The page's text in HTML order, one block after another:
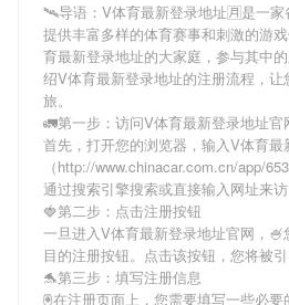
🛰导语： V体育最新登录地址🈷是一家
提供丰富多样的体育赛事和刺激的游
育最新登录地址的大家庭，参与其中
绍V体育最新登录地址的注册流程，让
旅。
🚛第一步：访问V体育最新登录地址官
首先，打开您的浏览器，输入V体育最
（http://www.chinacar.com.cn/app/
通过搜索引擎搜索或直接输入网址来访
🍓第二步：点击注册按钮
一旦进入V体育最新登录地址官网，🍧
目的注册按钮。点击该按钮，您将被引
🐬第三步：填写注册信息
🖲在注册页面上，您需要填写一些必要